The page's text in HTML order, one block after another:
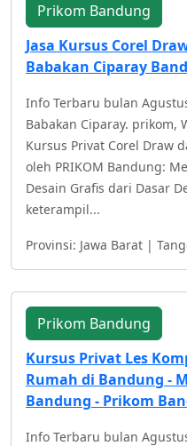
Prikom Bandung
Jasa Kursus Corel
Babakan Ciparay
Info Terbaru bulan
Babakan Ciparay. prikom,
Kursus Privat Corel Draw
oleh PRIKOM Bandung:
Desain Grafis dari Dasar
keterampil...
Provinsi: Jawa Barat |
Prikom Bandung
Kursus Privat Les
Rumah di Bandung -
Bandung - Prikom
Info Terbaru bulan